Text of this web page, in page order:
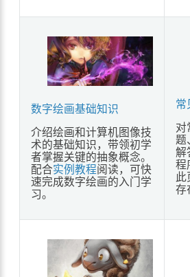
数字绘画基础知识
介绍绘画和计算机图像技
术的基础知识，带领初学
者掌握关键的抽象概念。
配合实例教程阅读，可快
速完成数字绘画的入门学
习。
常
对
题
解
程
此
存